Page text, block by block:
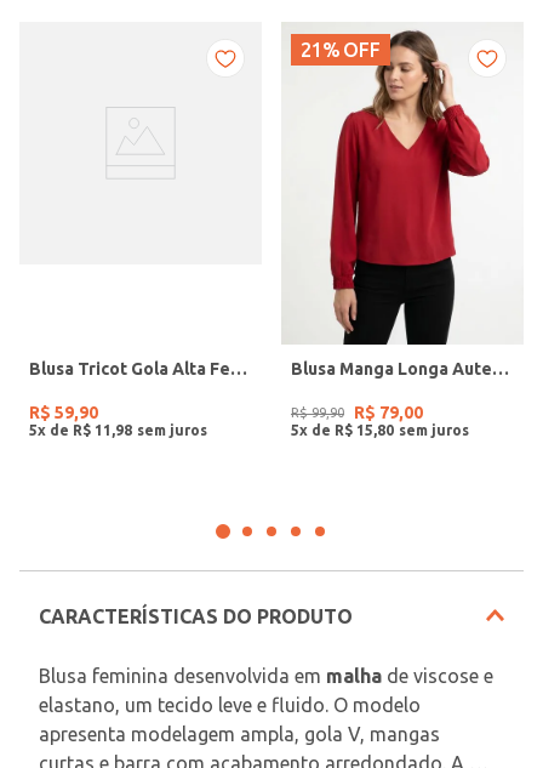
Blusa Tricot Gola Alta Feminina MARROM
R$ 59,90
5x de R$ 11 98
21% OFF
Blusa Manga Longa Autentique Feminina VINHO
R$ 99,90 R$ 79,00
5x de R$ 15 80
CARACTERÍSTICAS DO PRODUTO
Blusa feminina desenvolvida em malha de viscose e
elastano, um tecido leve e fluido. O modelo
apresenta modelagem ampla, gola V, mangas
curtas e barra com acabamento arredondado. A